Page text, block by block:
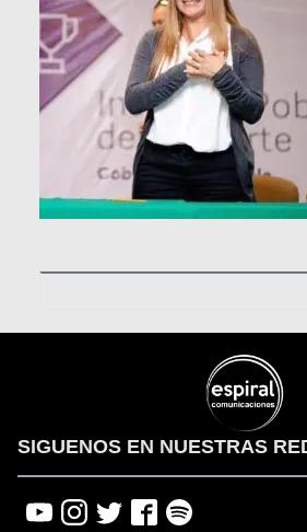
SIGUENOS EN NUESTRAS